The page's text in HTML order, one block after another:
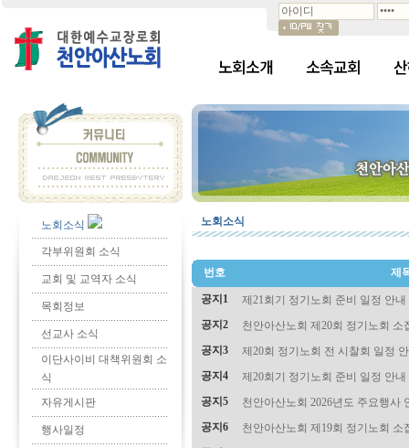
노회소개 소속교회
노회소식
각부위원회 소식
교회 및 교역자 소식
목회정보
선교사 소식
이단사이비 대책위원회 소
식
자유게시판
행사일정
노회소식
번호 제
공지1
제21회기 정기노회 준비 일정 안내
공지2
천안아산노회 제20회 정기노회 소
공지3
제20회 정기노회 전 시찰회 일정
공지4
제20회기 정기노회 준비 일정 안내
공지5
천안아산노회 2026년도 주요행사
공지6
천안아산노회 제19회 정기노회 소